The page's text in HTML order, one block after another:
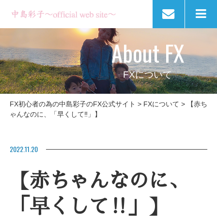
About FX
FXについて
FX初心者の為の中島彩子のFX公式サイト > FXについて >
【赤ち
ゃんなのに、「早くして‼️」】
2022.11.20
【赤ちゃんなのに、
「早くして‼️」】